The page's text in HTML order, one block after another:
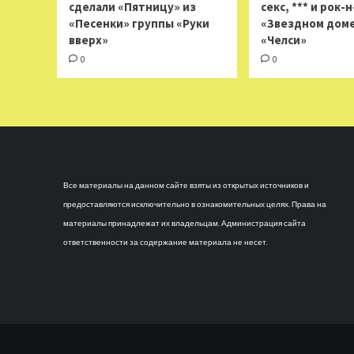
сделали «Пятницу» из
«Песенки» группы «Руки
вверх»
0
секс, *** и рок-
«Звездном
«Челси»
0
Все материалы на данном сайте взяты из открытых источников и
предоставляются исключительно в ознакомительных целях. Права на
материалы принадлежат их владельцам. Администрация сайта
ответственности за содержание материала не несет.